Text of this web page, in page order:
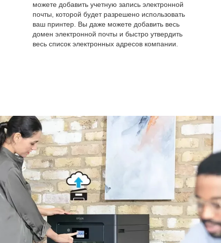
можете добавить учетную запись электронной
почты, которой будет разрешено использовать
ваш принтер. Вы даже можете добавить весь
домен электронной почты и быстро утвердить
весь список электронных адресов компании.